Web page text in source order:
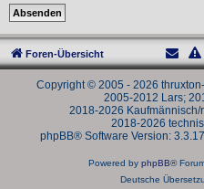
Foren-Übersicht
Copyright © 2005 - 2026
2005-2012 Lars;
2018-2026
2018-2026
phpBB® Software Version:
Powered by phpBB®
Deutsche